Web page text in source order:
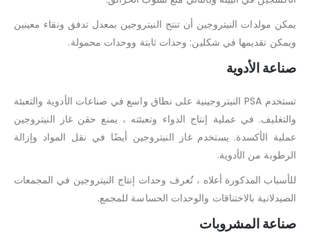
يمكن مولدات النيتروجين أن تنتج النيتروجين بمعدل تدفق ونقاء معينين
ويمكن تقديمها في شكلين: وحدات ثابتة ووحدات محمولة.
صناعة الأدوية
تستخدم PSA النيتروجينية على نطاق واسع في صناعات الأدوية والتعبئة
والتغليف. في عملية إنتاج الدواء وتعبئته ، يمنع حقن غاز النيتروجين
عملية الأكسدة. يستخدم غاز النيتروجين أيضًا في نقل المواد وإزالة
الرطوبة من الأدوية.
للأسباب المذكورة أعلاه ، تُعرف وحدات إنتاج النيتروجين في المجمعات
الصيدلانية بالاختناقات والوحدات الحساسة للمجمع.
صناعة المشروبات